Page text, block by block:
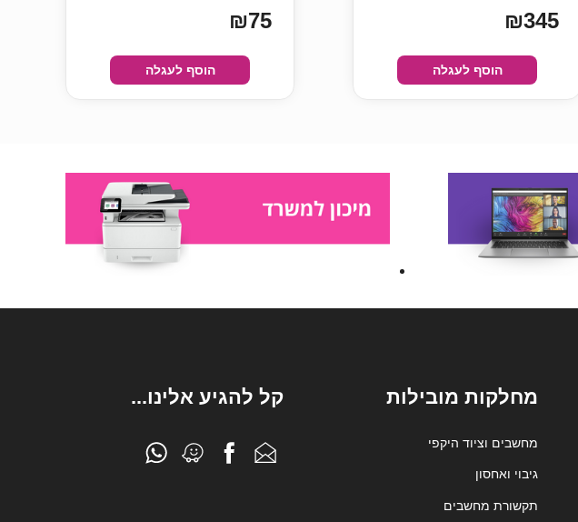
₪345
הוסף לעגלה
₪75
הוסף לעגלה
מחלקות מובילות
מחשבים וציוד היקפי
גיבוי ואחסון
תקשורת מחשבים
קל להגיע אלינו...